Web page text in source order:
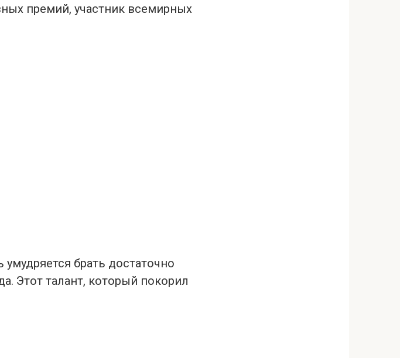
премий, участник всемирных
брать достаточно
Этот талант, который покорил